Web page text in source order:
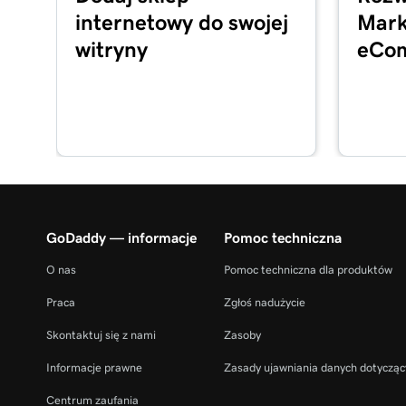
Użyj pokazu slajdów jako mojej okładki w sekcji
Marketing
Lekcja 20 (z 23)
Marketing
internetowy do swojej
witryny
GoDaddy — informacje
O nas
Praca
Skontaktuj się z nami
Informacje prawne
Centrum zaufania
Pomoc techniczna
Pomoc techniczna dla produktów
Zgłoś nadużycie
Zasoby
Zasady ujawniania danych